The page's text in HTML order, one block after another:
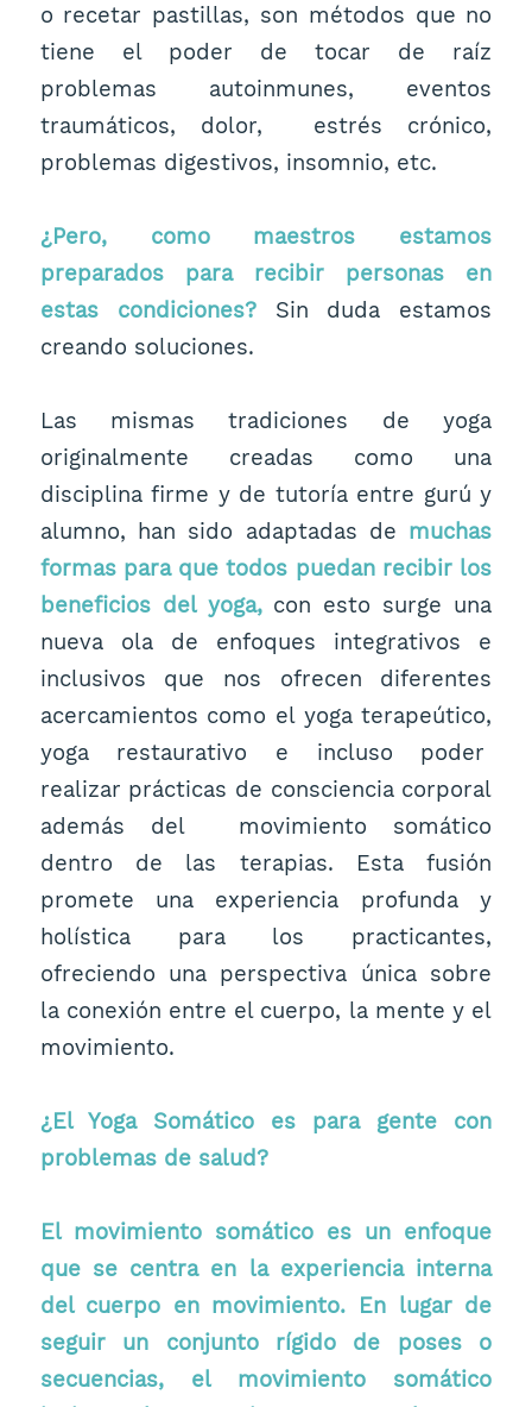
o recetar pastillas, son métodos que no
tiene el poder de tocar de raíz
problemas autoinmunes, eventos
traumáticos, dolor, estrés crónico,
problemas digestivos, insomnio, etc.
¿Pero, como maestros estamos
preparados para recibir personas en
estas condiciones? Sin duda estamos
creando soluciones.
Las mismas tradiciones de yoga
originalmente creadas como una
disciplina firme y de tutoría entre gurú y
alumno, han sido adaptadas de muchas
formas para que todos puedan recibir los
beneficios del yoga,con esto surge una
nueva ola de enfoques integrativos e
inclusivos que nos ofrecen diferentes
acercamientos como el yoga terapeútico,
yoga restaurativo e incluso poder
realizar prácticas de consciencia corporal
además del movimiento somático
dentro de las terapias. Esta fusión
promete una experiencia profunda y
holística para los practicantes,
ofreciendo una perspectiva única sobre
la conexión entre el cuerpo, la mente y el
movimiento.
¿El Yoga Somático es para gente con
problemas de salud?
El movimiento somático es un enfoque
que se centra en la experiencia interna
del cuerpo en movimiento. En lugar de
seguir un conjunto rígido de poses o
secuencias, el movimiento somático